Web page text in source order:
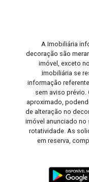
A Imobiliária
decoração são
imóvel, exceto
imobiliária se
informação
sem aviso
aproximado,
de alteração no
imóvel anunciado no
rotatividade. As
em reserva,